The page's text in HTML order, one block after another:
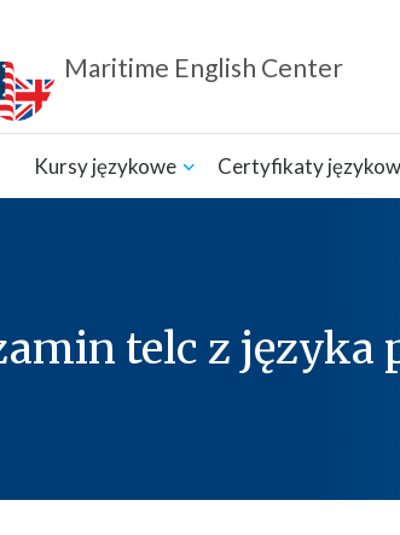
Maritime English Center
Kursy językowe Certyfikaty
telc z języka